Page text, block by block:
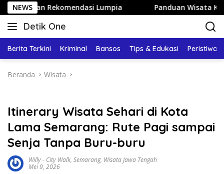
Langsung
ke
konten
NEWSLumpia Panduan Wisata Keluarga ke Kota
Detik One
Tajam
Fakta
Berita Terkini Kriminal Bansos Tips & Edukasi Peristiwa
Beranda Wisata
Itinerary Wisata Sehari di Kota
Lama Semarang: Rute Pagi sampai
Senja Tanpa Buru-buru
Willy- City Walk, Semarang, Wisata Jawa Tengah
Mei 9, 2026